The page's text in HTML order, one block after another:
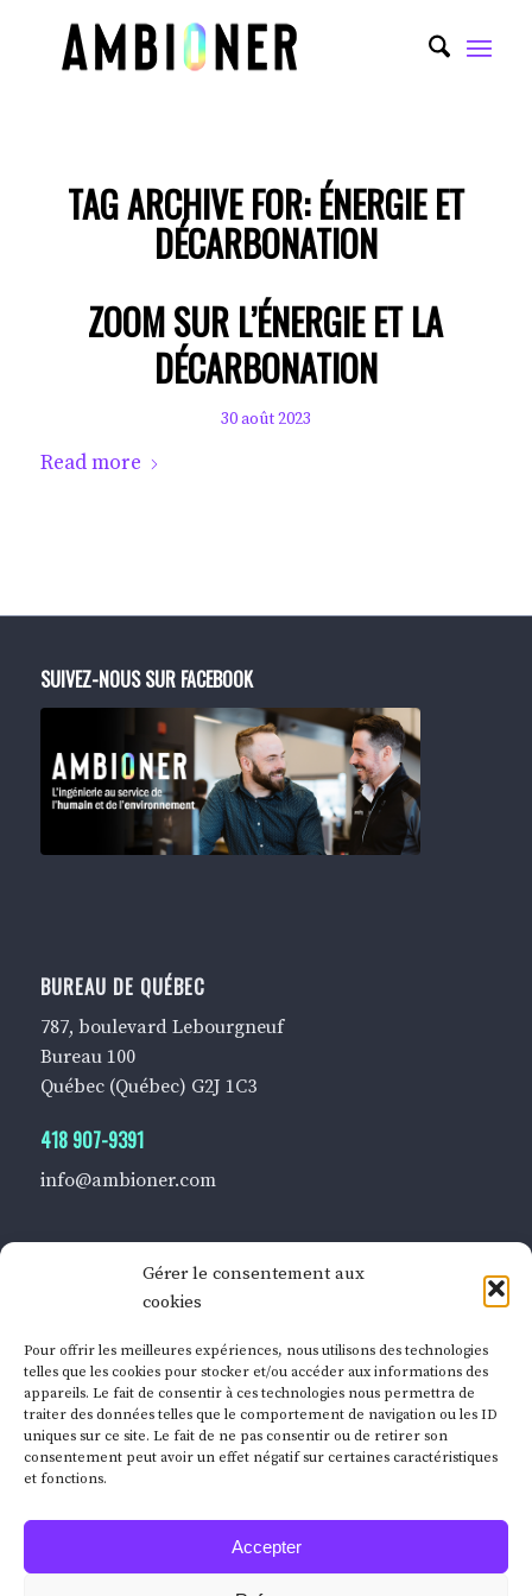
Gérer le consentement aux
cookies
Pour offrir les meilleures expériences, nous utilisons des technologies
telles que les cookies pour stocker et/ou accéder aux informations des
appareils. Le fait de consentir à ces technologies nous permettra de
traiter des données telles que le comportement de navigation ou les ID
uniques sur ce site. Le fait de ne pas consentir ou de retirer son
consentement peut avoir un effet négatif sur certaines caractéristiques
et fonctions.
Accepter
TAG ARCHIVE FOR:ÉNERGIE ET
DÉCARBONATION
ZOOM SUR L’ÉNERGIE ET LA
DÉCARBONATION
30 août 2023
Read more
SUIVEZ-NOUS SUR FACEBOOK
BUREAU DE QUÉBEC
787, boulevard Lebourgneuf
Bureau 100
Québec (Québec) G2J 1C3
418 907-9391
info@ambioner.com
360, rue Notre-Dame Ouest
Bureau 301
Montréal (Québec) H2Y 1T9
514 868-2066
info@ambioner.com